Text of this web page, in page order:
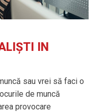
IN
sau vrei să faci o
de muncă
provocare